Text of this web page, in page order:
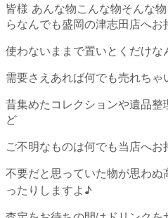
皆様 あんな物こんな物そんな
らなんでも盛岡の津志田店へお
使わないままで置いとくだけな
需要さえあれば何でも売れちゃ
昔集めたコレクションや遺品
ど
ご不明なものは何でも当店へお
不要だと思っていた物が思わ
ったりしますよ♪